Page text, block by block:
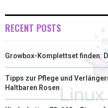
RECENT POSTS
Growbox-Komplettset finden:
Tipps zur Pflege und
Haltbaren Rosen